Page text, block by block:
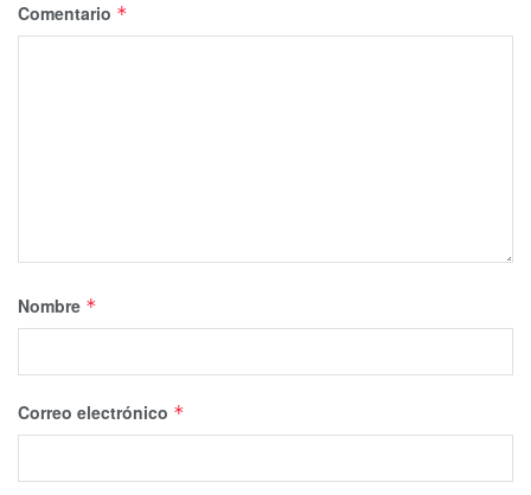
Comentario *
Nombre *
Correo electrónico *